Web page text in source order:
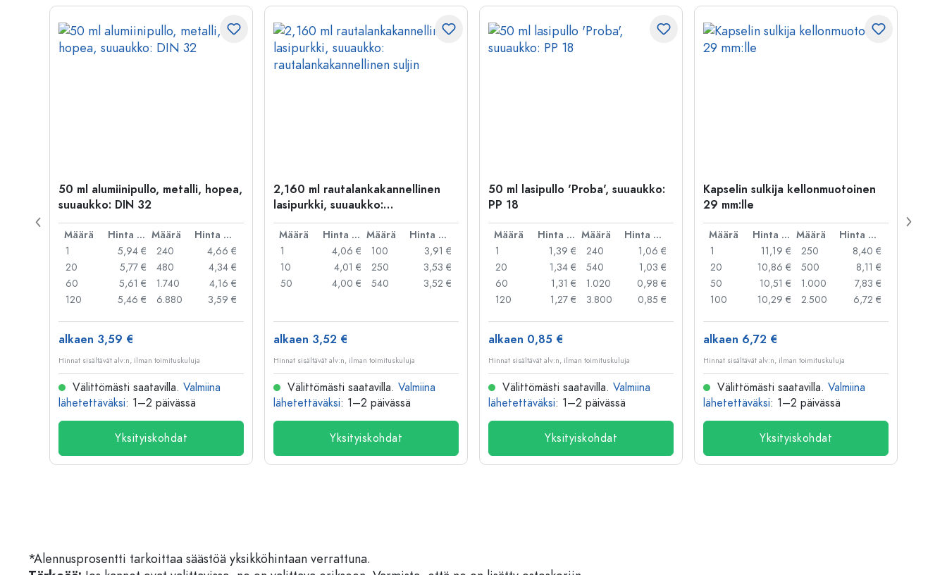
50 ml alumiinipullo, metalli, hopea,
suuaukko: DIN 32
Määrä Hinta per kpl Määrä
Hinta per kpl
1
5,94 €
20
5,77 €
60
5,61 €
120
5,46 €
240
4,66 €
480
4,34 €
1.740
4,16 €
6.880
3,59 €
alkaen 3,59 €
Hinnat sisältävät alv:n, ilman toimituskuluja
Välittömästi saatavilla. Valmiina
lähetettäväksi: 1–2 päivässä
Yksityiskohdat
2,160 ml rautalankakannellinen
lasipurkki, suuaukko:
rautalankakannellinen suljin
Määrä Hinta per kpl Määrä
Hinta per kpl
1
4,06 €
10
4,01 €
50
4,00 €
100
3,91 €
250
3,53 €
540
3,52 €
alkaen 3,52 €
Hinnat sisältävät alv:n, ilman toimituskuluja
Välittömästi saatavilla. Valmiina
lähetettäväksi: 1–2 päivässä
Yksityiskohdat
50 ml lasipullo 'Proba', suuaukko:
PP 18
Määrä Hinta per kpl Määrä
Hinta per kpl
1
1,39 €
20
1,34 €
60
1,31 €
120
1,27 €
240
1,06 €
540
1,03 €
1.020
0,98 €
3.800
0,85 €
alkaen 0,85 €
Hinnat sisältävät alv:n, ilman toimituskuluja
Välittömästi saatavilla. Valmiina
lähetettäväksi: 1–2 päivässä
Yksityiskohdat
Kapselin sulkija kellonmuotoinen
29 mm:lle
Määrä Hinta per kpl Määrä
Hinta per kpl
1
11,19 €
20
10,86 €
50
10,51 €
100
10,29 €
250
8,40 €
500
8,11 €
1.000
7,83 €
2.500
6,72 €
alkaen 6,72 €
Hinnat sisältävät alv:n, ilman toimituskuluja
Välittömästi saatavilla. Valmiina
lähetettäväksi: 1–2 päivässä
Yksityiskohdat
*Alennusprosentti tarkoittaa säästöä yksikköhintaan verrattuna.